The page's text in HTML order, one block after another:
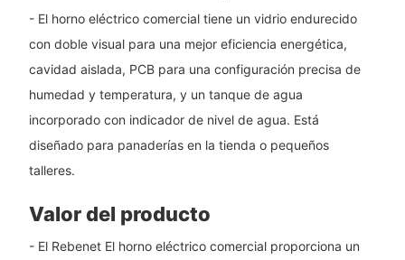
- El horno eléctrico comercial tiene un vidrio endurecido
con doble visual para una mejor eficiencia energética,
cavidad aislada, PCB para una configuración precisa de
humedad y temperatura, y un tanque de agua
incorporado con indicador de nivel de agua. Está
diseñado para panaderías en la tienda o pequeños
talleres.
Valor del producto
- El Rebenet El horno eléctrico comercial proporciona un